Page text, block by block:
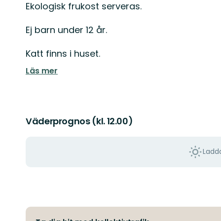
Ekologisk frukost serveras.
Ej barn under 12 år.
Katt finns i huset.
Läs mer
Väderprognos (kl. 12.00)